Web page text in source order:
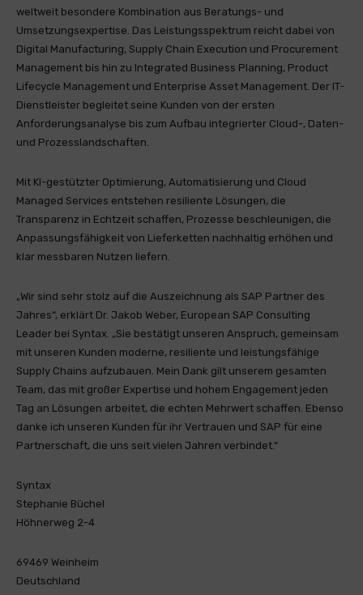
weltweit besondere Kombination aus Beratungs- und
Umsetzungsexpertise. Das Leistungsspektrum reicht dabei von
Digital Manufacturing, Supply Chain Execution und Procurement
Management bis hin zu Integrated Business Planning, Product
Lifecycle Management und Enterprise Asset Management. Der IT-
Dienstleister begleitet seine Kunden von der ersten
Anforderungsanalyse bis zum Aufbau integrierter Cloud-, Daten-
und Prozesslandschaften.
Mit KI-gestützter Optimierung, Automatisierung und Cloud
Managed Services entstehen resiliente Lösungen, die
Transparenz in Echtzeit schaffen, Prozesse beschleunigen, die
Anpassungsfähigkeit von Lieferketten nachhaltig erhöhen und
klar messbaren Nutzen liefern.
„Wir sind sehr stolz auf die Auszeichnung als SAP Partner des
Jahres“, erklärt Dr. Jakob Weber, European SAP Consulting
Leader bei Syntax. „Sie bestätigt unseren Anspruch, gemeinsam
mit unseren Kunden moderne, resiliente und leistungsfähige
Supply Chains aufzubauen. Mein Dank gilt unserem gesamten
Team, das mit großer Expertise und hohem Engagement jeden
Tag an Lösungen arbeitet, die echten Mehrwert schaffen. Ebenso
danke ich unseren Kunden für ihr Vertrauen und SAP für eine
Partnerschaft, die uns seit vielen Jahren verbindet.“
Syntax
Stephanie Büchel
Höhnerweg 2-4
69469 Weinheim
Deutschland